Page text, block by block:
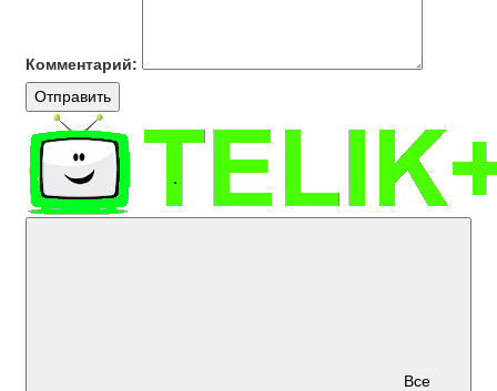
Комментарий:
Отправить
Все